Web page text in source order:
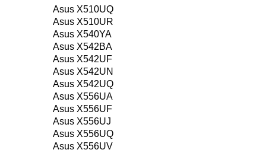
Asus X510UQ
Asus X510UR
Asus X540YA
Asus X542BA
Asus X542UF
Asus X542UN
Asus X542UQ
Asus X556UA
Asus X556UF
Asus X556UJ
Asus X556UQ
Asus X556UV